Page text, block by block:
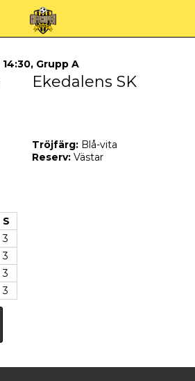
14:30, Grupp A
Ekedalens SK
Tröjfärg: Blå-vita
Reserv: Västar
S
3
3
3
3